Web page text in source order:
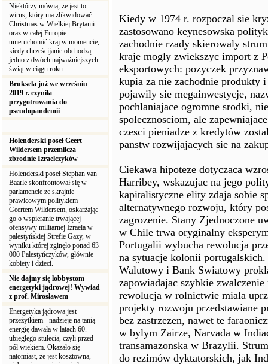
Niektórzy mówią, że jest to
wirus, który ma zlikwidować
Christmas w Wielkiej Brytanii
oraz w całej Europie –
unieruchomić kraj w momencie,
kiedy chrześcijanie obchodzą
jedno z dwóch najważniejszych
świąt w ciągu roku
Bruksela już we wrześniu
2019 r. czyniła
przygotrowania do
pseudopandemii
Holenderski poseł Geert
Wildersem przemilcza
zbrodnie Izraelczyków
Holenderski poseł Stephan van
Baarle skonfrontował się w
parlamencie ze skrajnie
prawicowym politykiem
Geertem Wildersem, oskarżając
go o wspieranie trwającej
ofensywy militarnej Izraela w
palestyńskiej Strefie Gazy, w
wyniku której zginęło ponad 63
000 Palestyńczyków, głównie
kobiety i dzieci.
Nie dajmy się lobbystom
energetyki jądrowej! Wywiad
z prof. Mirosławem
Energetyka jądrowa jest
przeżytkiem - nadzieje na tanią
energię dawała w latach 60.
ubiegłego stulecia, czyli przed
pół wiekiem. Okazało się
natomiast, że jest kosztowna,
Kiedy w 1974 r. rozpoczal sie
zastosowano keynesowska
zachodnie rzady skierowaly
kraje mogly zwiekszyc import z
eksportowych: pozyczek
kupia za nie zachodnie produkty
pojawily sie megainwestycje,
pochlaniajace ogromne srodki,
spolecznosciom, ale
czesci pieniadze z kredytów
panstw rozwijajacych sie na
Ciekawa hipoteze dotyczaca
Harribey, wskazujac na jego
kapitalistyczne elity zdaja sobie
alternatywnego rozwoju, który
zagrozenie. Stany Zjednoczone
w Chile trwa oryginalny
Portugalii wybucha rewolucja
na sytuacje kolonii
Walutowy i Bank Swiatowy
zapowiadajac szybkie
rewolucja w rolnictwie miala
projekty rozwoju przedstawiane
bez zastrzezen, nawet te
w bylym Zairze, Narvada w
transamazonska w Brazylii.
do rezimów dyktatorskich, jak